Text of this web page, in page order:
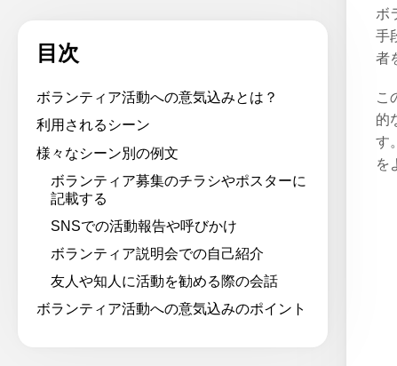
目次
ボランティア活動への意気込みとは？
利用されるシーン
様々なシーン別の例文
ボランティア募集のチラシやポスターに
記載する
SNSでの活動報告や呼びかけ
ボランティア説明会での自己紹介
友人や知人に活動を勧める際の会話
ボランティア活動への意気込みのポイント
ボ
手
者
こ
的
す
を